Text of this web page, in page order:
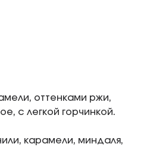
оттенками ржи,
с легкой горчинкой.
карамели, миндаля,